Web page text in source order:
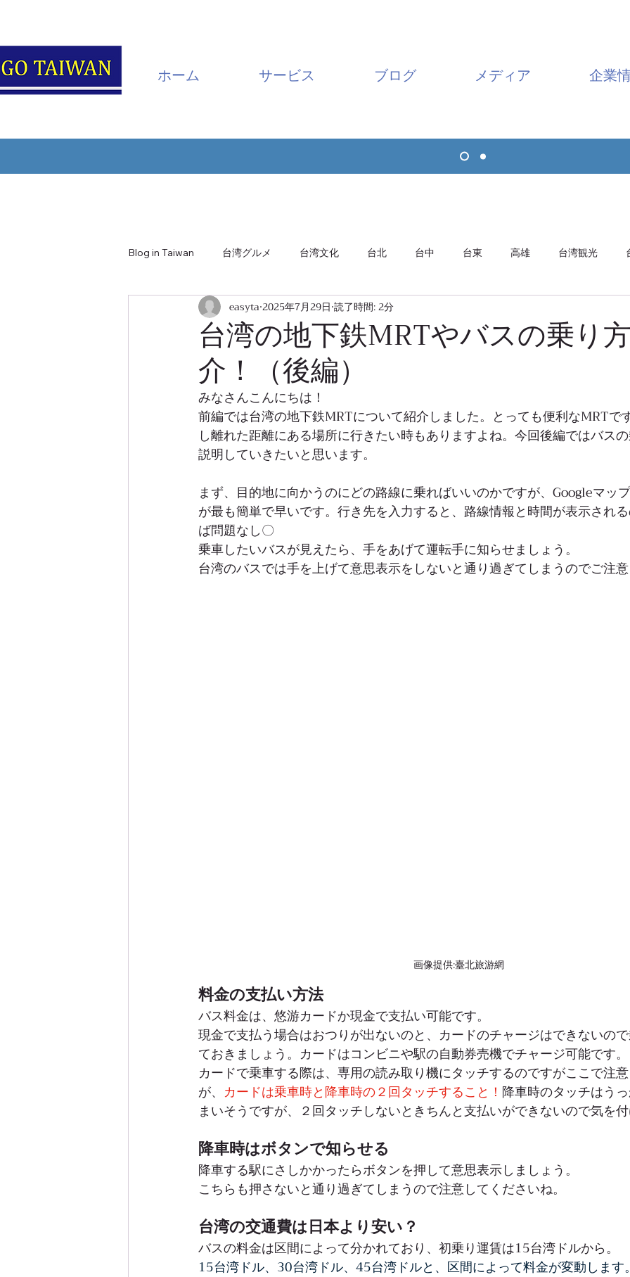
ホーム サービス ブログ メディア 企業
Blog in Taiwan 台湾グルメ 台湾文化 台北 台中 台東 高雄 台湾観光
南投・日月潭 嘉義・阿里山
台湾の地下鉄MRTやバスの乗り
介！（後編）
easyta 2025年7月29日 読了時間: 2分
みなさんこんにちは！
前編では台湾の地下鉄MRTについて紹介しました。とっても便利なMRTで
し離れた距離にある場所に行きたい時もありますよね。今回後編ではバス
説明していきたいと思います。
まず、目的地に向かうのにどの路線に乗ればいいのかですが、Googleマッ
が最も簡単で早いです。行き先を入力すると、路線情報と時間が表示され
ば問題なし〇
乗車したいバスが見えたら、手をあげて運転手に知らせましょう。
台湾のバスでは手を上げて意思表示をしないと通り過ぎてしまうのでご注
画像提供:臺北旅游網
料金の支払い方法
バス料金は、悠游カードか現金で支払い可能です。
現金で支払う場合はおつりが出ないのと、カードのチャージはできないの
ておきましょう。カードはコンビニや駅の自動券売機でチャージ可能です。
カードで乗車する際は、専用の読み取り機にタッチするのですがここで注
が、 カードは乗車時と降車時の２回タッチすること！ 降車時のタッチはう
まいそうですが、２回タッチしないときちんと支払いができないので気を
降車時はボタンで知らせる
降車する駅にさしかかったらボタンを押して意思表示しましょう。
こちらも押さないと通り過ぎてしまうので注意してくださいね。
台湾の交通費は日本より安い？
バスの料金は区間によって分かれており、初乗り運賃は15台湾ドルから。
15台湾ドル、30台湾ドル、45台湾ドルと、区間によって料金が変動します